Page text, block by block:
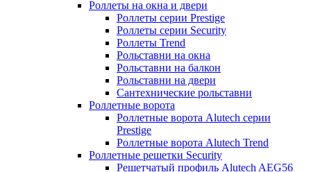
Роллеты на окна и двери
Роллеты серии Prestige
Роллеты серии Security
Роллеты Trend
Рольставни на окна
Рольставни на балкон
Рольставни на двери
Сантехнические рольставни
Роллетные ворота
Роллетные ворота Alutech серии
Prestige
Роллетные ворота Alutech Trend
Роллетные решетки Security
Решетчатый профиль Alutech AEG56